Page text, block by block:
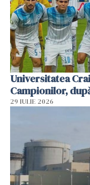
Universitatea
Campionilor,
29 IULIE 2026